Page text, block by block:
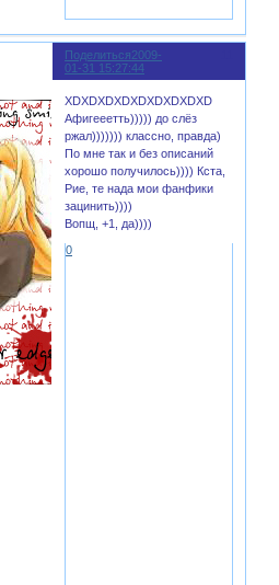
Поделиться2009-
01-31 15:27:44
XDXDXDXDXDXDXDXDXD
Афигееетть))))) до слёз
ржал))))))) классно, правда)
По мне так и без описаний
хорошо получилось)))) Кста,
Рие, те нада мои фанфики
зацинить))))
Вопщ, +1, да))))
0